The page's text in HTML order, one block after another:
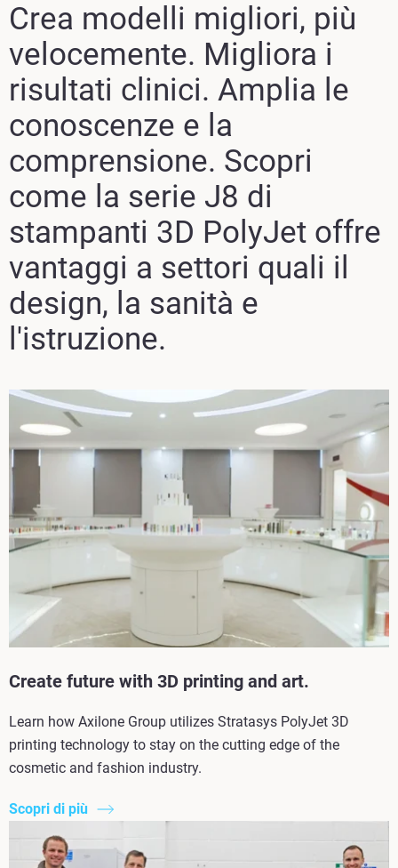
Crea modelli migliori, più
velocemente. Migliora i
risultati clinici. Amplia le
conoscenze e la
comprensione. Scopri
come la serie J8 di
stampanti 3D PolyJet offre
vantaggi a settori quali il
design, la sanità e
l'istruzione.
Create future with 3D printing and art.
Learn how Axilone Group utilizes Stratasys PolyJet 3D
printing technology to stay on the cutting edge of the
cosmetic and fashion industry.
Scopri di più